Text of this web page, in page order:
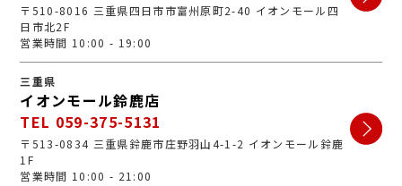
〒510-8016 三重県四日市市富州原町2-40 イオンモール四
日市北2F
営業時間 10:00 - 19:00
三重県
イオンモール鈴鹿店
TEL 059-375-5131
〒513-0834 三重県鈴鹿市庄野羽山4-1-2 イオンモール鈴鹿
1F
営業時間 10:00 - 21:00